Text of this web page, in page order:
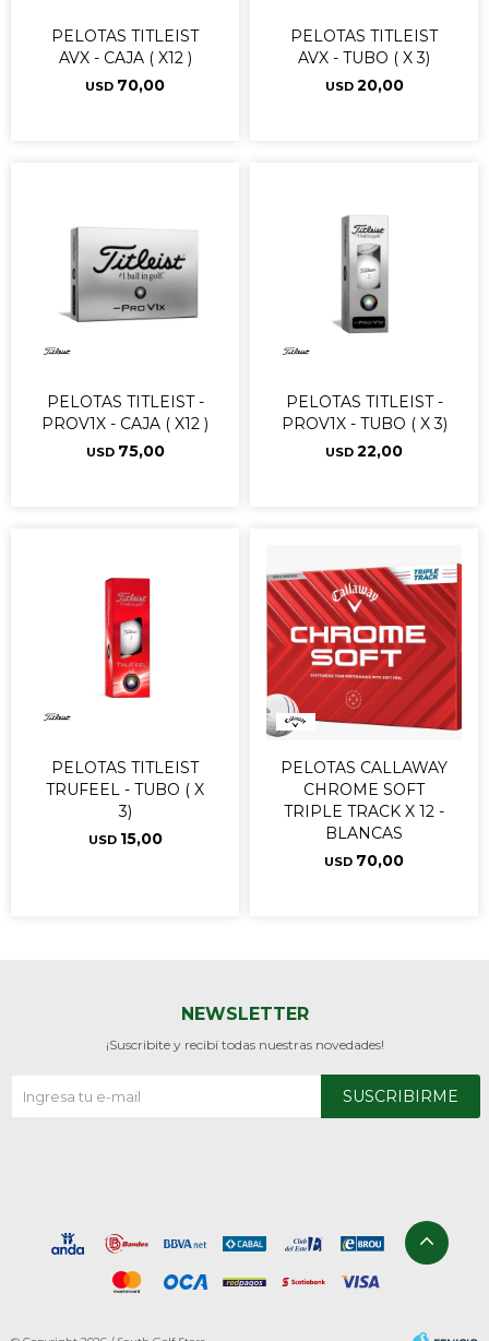
PELOTAS TITLEIST
AVX - CAJA ( X12 )
USD 70,00
PELOTAS TITLEIST
AVX - TUBO ( X 3)
USD 20,00
PELOTAS TITLEIST -
PROV1X - CAJA ( X12 )
USD 75,00
PELOTAS TITLEIST -
PROV1X - TUBO ( X 3)
USD 22,00
PELOTAS TITLEIST
TRUFEEL - TUBO ( X
3)
USD 15,00
PELOTAS CALLAWAY
CHROME SOFT
TRIPLE TRACK X 12 -
BLANCAS
USD 70,00
NEWSLETTER
¡Suscribite y recibí todas nuestras novedades!
SUSCRIBIRME